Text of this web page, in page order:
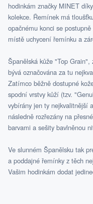
hodinkám značky MINET
kolekce. Řemínek má
opačnému konci se
místě uchycení řemínku a
Španělská kůže "Top
bývá označována za tu
Zatímco běžně dostupné
spodní vrstvy kůží (tzv.
vybírány jen ty nejkvalitnější
následně rozřezány na
barvami a sešity bavlněnou
Ve slunném Španělsku tak
a poddajné řemínky z těch
Vašim hodinkám dodat